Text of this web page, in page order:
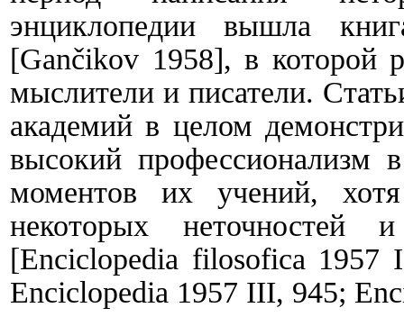
энциклопедии вышла
[Gančikov 1958], в которой
мыслители и писатели.
академий в целом
высокий профессионализм
моментов их учений,
некоторых
[Enciclopedia filosofica 1957
Enciclopedia 1957 III, 945;